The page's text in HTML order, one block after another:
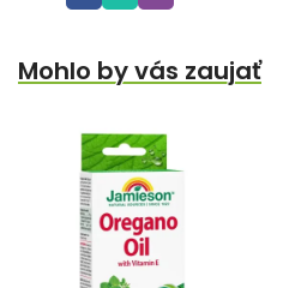
Mohlo by vás zaujať